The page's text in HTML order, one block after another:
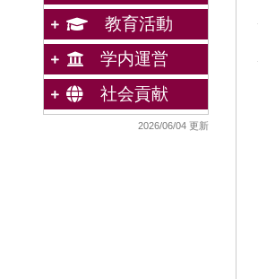
教育活動
学内運営
社会貢献
2026/06/04 更新